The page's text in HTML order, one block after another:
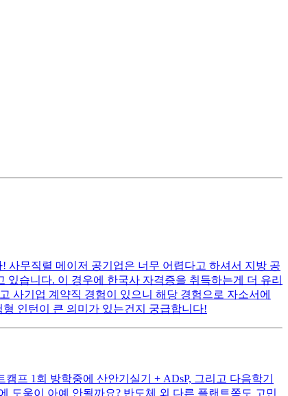
사무직렬 메이저 공기업은 너무 어렵다고 하셔서 지방 공
습니다. 이 경우에 한국사 자격증을 취득하는게 더 유리
사기업 계약직 경험이 있으니 해당 경험으로 자소서에
인턴이 큰 의미가 있는건지 궁급합니다!
프 1회 방학중에 산안기실기 + ADsP, 그리고 다음학기
도움이 아예 안될까요? 반도체 외 다른 플랜트쪽도 고민